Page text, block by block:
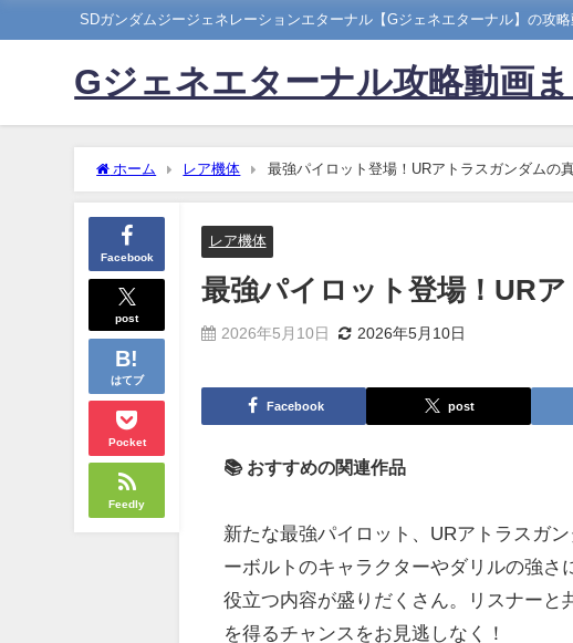
SDガンダムジージェネレーションエターナル【Gジェネエターナル】の攻
Gジェネエターナル攻略動画
ホーム レア機体 最強パイロット登場！URアトラスガンダムの
Facebook
post
はてブ
Pocket
Feedly
レア機体
最強パイロット登場！UR
2026年5月10日 2026年5月10日
Facebook post
📚 おすすめの関連作品
新たな最強パイロット、URアトラスガ
ーボルトのキャラクターやダリルの強さ
役立つ内容が盛りだくさん。リスナーと
を得るチャンスをお見逃しなく！